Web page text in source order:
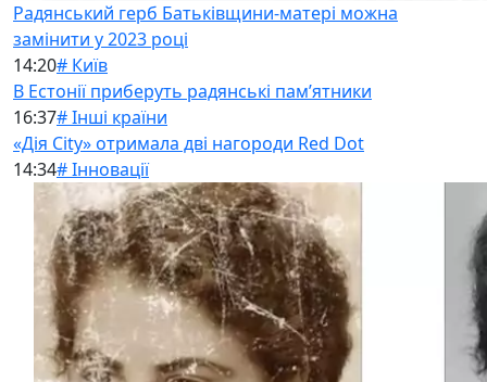
Радянський герб Батьківщини-матері можна
замінити у 2023 році
14:20# Київ
В Естонії приберуть радянські памʼятники
16:37# Інші країни
«Дія City» отримала дві нагороди Red Dot
14:34# Інновації